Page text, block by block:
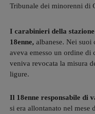
Tribunale dei minorenni di
I carabinieri della
18enne, albanese. Nei
aveva emesso un ordine di
veniva revocata la misura
ligure.
Il 18enne responsabile di
si era allontanato nel mese